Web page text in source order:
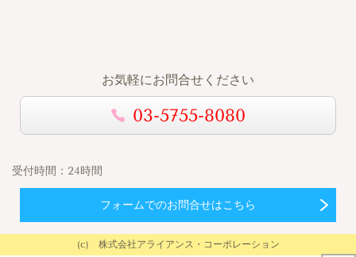
お気軽にお問合せください
03-5755-8080
受付時間： 24時間
フォームでのお問合せはこちら
(c) 株式会社アライアンス・コーポレーション